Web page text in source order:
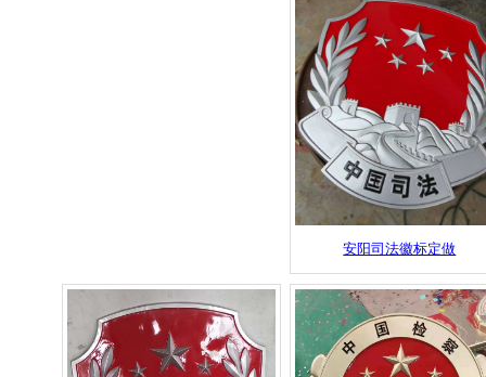
安阳司法徽标定做